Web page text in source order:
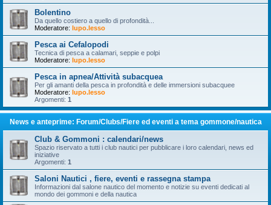
Bolentino
Da quello costiero a quello di profondità...
Moderatore: lupo.lesso
Pesca ai Cefalopodi
Tecnica di pesca a calamari, seppie e polpi
Moderatore: lupo.lesso
Pesca in apnea/Attività subacquea
Per gli amanti della pesca in profondità e delle immersioni subacquee
Moderatore: lupo.lesso
Argomenti: 1
News e anteprime: Forum/Clubs/Fiere ed eventi a tema gommone/nautica
Club & Gommoni : calendari/news
Spazio riservato a tutti i club nautici per pubblicare i loro calendari, news ed
iniziative
Argomenti: 1
Saloni Nautici , fiere, eventi e rassegna stampa
Informazioni dal salone nautico del momento e notizie su eventi dedicati al
mondo dei gommoni e della nautica